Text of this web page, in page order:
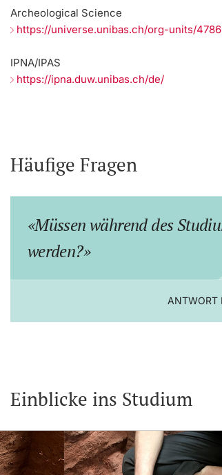
Archeological Science
https://universe.unibas.ch/org-units/
IPNA/IPAS
https://ipna.duw.unibas.ch/de/
Häufige Fragen
Müssen während des
werden?
ANTWORT
Einblicke ins Studium